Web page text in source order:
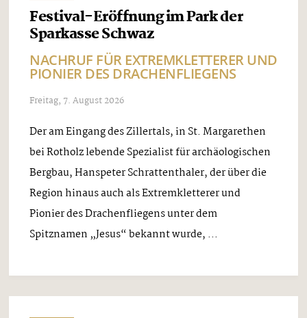
Festival-Eröffnung im Park der
Sparkasse Schwaz
NACHRUF FÜR EXTREMKLETTERER UND
PIONIER DES DRACHENFLIEGENS
Freitag, 7. August 2026
Der am Eingang des Zillertals, in St. Margarethen
bei Rotholz lebende Spezialist für archäologischen
Bergbau, Hanspeter Schrattenthaler, der über die
Region hinaus auch als Extremkletterer und
Pionier des Drachenfliegens unter dem
Spitznamen „Jesus“ bekannt wurde, ...